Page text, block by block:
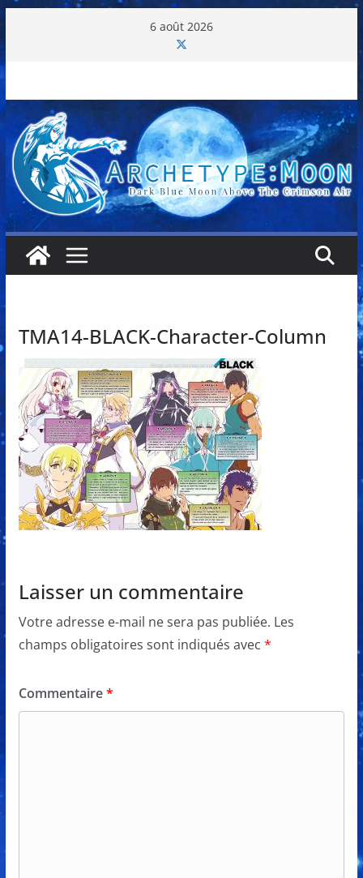
au
contenu
6 août 2026
TMA14-BLACK-Character-Column
Laisser un commentaire
Votre adresse e-mail ne sera pas publiée. Les
champs obligatoires sont indiqués avec *
Commentaire*